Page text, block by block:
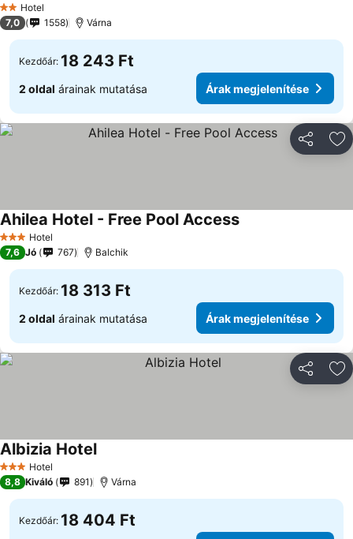
2 Kategória
Hotel
7,0 1558 Várna
Kezdőár: 18 243 Ft
2 oldal árainak mutatása Árak megjelenítése
3 Kategória
Hotel
Ahilea Hotel - Free Pool Access
7,6 Jó 767 Balchik
Kezdőár: 18 313 Ft
2 oldal árainak mutatása Árak megjelenítése
3 Kategória
Hotel
Albizia Hotel
8,8 Kiváló 891 Várna
Kezdőár: 18 404 Ft